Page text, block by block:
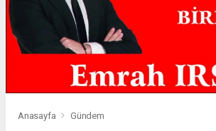
Anasayfa Gündem